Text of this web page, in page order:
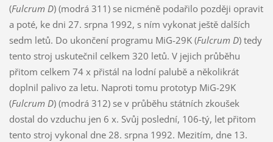
(Fulcrum D) (modrá 311) se nicméně podařilo později opravit
a poté, ke dni 27. srpna 1992, s ním vykonat ještě dalších
sedm letů. Do ukončení programu MiG-29K (Fulcrum D) tedy
tento stroj uskutečnil celkem 320 letů. V jejich průběhu
přitom celkem 74 x přistál na lodní palubě a několikrát
doplnil palivo za letu. Naproti tomu prototyp MiG-29K
(Fulcrum D) (modrá 312) se v průběhu státních zkoušek
dostal do vzduchu jen 6 x. Svůj poslední, 106-tý, let přitom
tento stroj vykonal dne 28. srpna 1992. Mezitím, dne 13.